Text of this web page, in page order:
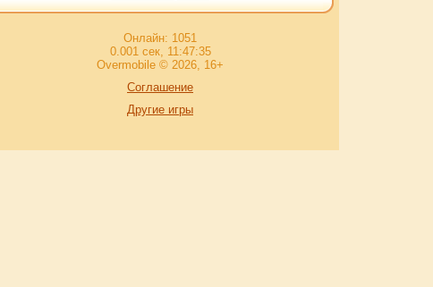
Онлайн: 1051
0.001 сек, 11:47:35
Overmobile © 2026, 16+
Соглашение
Другие игры